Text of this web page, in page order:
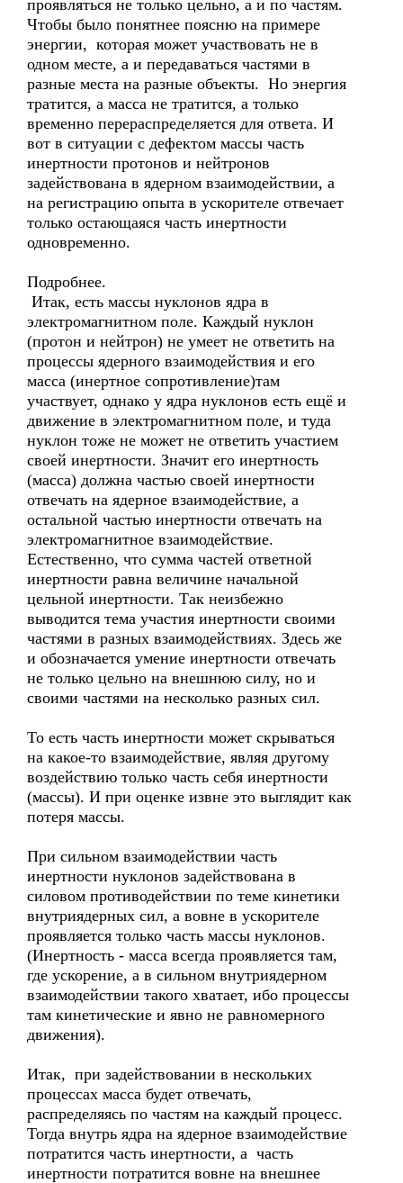
проявляться не только цельно, а и по частям.
Чтобы было понятнее поясню на примере
энергии, которая может участвовать не в
одном месте, а и передаваться частями в
разные места на разные объекты. Но энергия
тратится, а масса не тратится, а только
временно перераспределяется для ответа. И
вот в ситуации с дефектом массы часть
инертности протонов и нейтронов
задействована в ядерном взаимодействии, а
на регистрацию опыта в ускорителе отвечает
только остающаяся часть инертности
одновременно.
Подробнее.
Итак, есть массы нуклонов ядра в
электромагнитном поле. Каждый нуклон
(протон и нейтрон) не умеет не ответить на
процессы ядерного взаимодействия и его
масса (инертное сопротивление)там
участвует, однако у ядра нуклонов есть ещё и
движение в электромагнитном поле, и туда
нуклон тоже не может не ответить участием
своей инертности. Значит его инертность
(масса) должна частью своей инертности
отвечать на ядерное взаимодействие, а
остальной частью инертности отвечать на
электромагнитное взаимодействие.
Естественно, что сумма частей ответной
инертности равна величине начальной
цельной инертности. Так неизбежно
выводится тема участия инертности своими
частями в разных взаимодействиях. Здесь же
и обозначается умение инертности отвечать
не только цельно на внешнюю силу, но и
своими частями на несколько разных сил.
То есть часть инертности может скрываться
на какое-то взаимодействие, являя другому
воздействию только часть себя инертности
(массы). И при оценке извне это выглядит как
потеря массы.
При сильном взаимодействии часть
инертности нуклонов задействована в
силовом противодействии по теме кинетики
внутриядерных сил, а вовне в ускорителе
проявляется только часть массы нуклонов.
(Инертность - масса всегда проявляется там,
где ускорение, а в сильном внутриядерном
взаимодействии такого хватает, ибо процессы
там кинетические и явно не равномерного
движения).
Итак, при задействовании в нескольких
процессах масса будет отвечать,
распределяясь по частям на каждый процесс.
Тогда внутрь ядра на ядерное взаимодействие
потратится часть инертности, а часть
инертности потратится вовне на внешнее